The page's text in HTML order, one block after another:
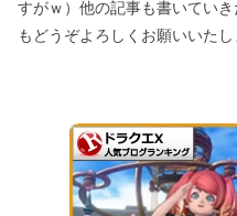
すがｗ）他の記事も書いてい
もどうぞよろしくお願いいたし